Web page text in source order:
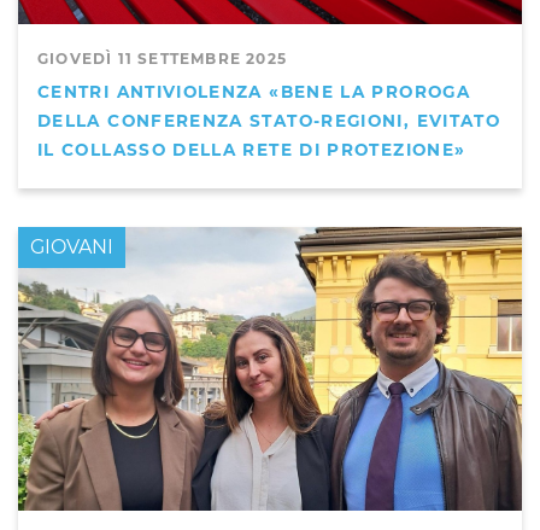
GIOVEDÌ 11 SETTEMBRE 2025
CENTRI ANTIVIOLENZA «BENE LA PROROGA
DELLA CONFERENZA STATO-REGIONI, EVITATO
IL COLLASSO DELLA RETE DI PROTEZIONE»
GIOVANI